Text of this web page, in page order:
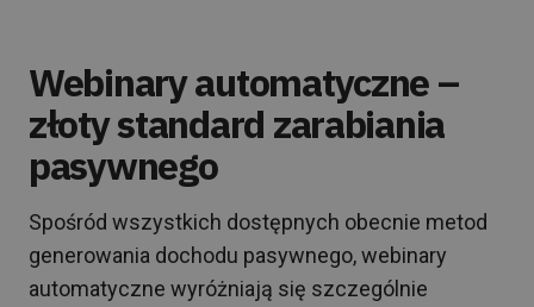
Webinary automatyczne –
złoty standard zarabiania
pasywnego
Spośród wszystkich dostępnych obecnie metod
generowania dochodu pasywnego, webinary
automatyczne wyróżniają się szczególnie